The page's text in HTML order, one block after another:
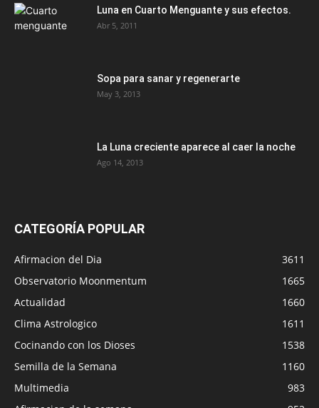
Luna en Cuarto Menguante y sus efectos.
Abr 5, 2011
Sopa para sanar y regenerarte
May 3, 2013
La Luna creciente aparece al caer la noche
Ago 14, 2013
CATEGORÍA POPULAR
Afirmacion del Dia
3611
Observatorio Moonmentum
1665
Actualidad
1660
Clima Astrologico
1611
Cocinando con los Dioses
1538
Semilla de la Semana
1160
Multimedia
983